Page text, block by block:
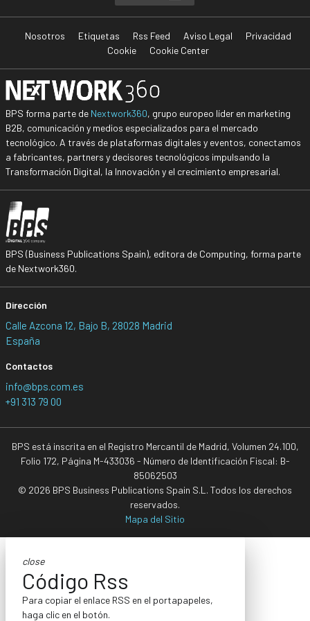
Nosotros Etiquetas Rss Feed Aviso Legal
Privacidad
Cookie
Cookie Center
BPS forma parte de Nextwork360, grupo europeo líder en marketing
B2B, comunicación y medios especializados para el mercado
tecnológico. A través de plataformas digitales y eventos, conectamos
a fabricantes, partners y decisores tecnológicos impulsando la
Transformación Digital, la Innovación y el crecimiento empresarial.
BPS (Business Publications Spain), editora de Computing, forma parte
de Nextwork360.
Dirección
Calle Azcona 12, Bajo B, 28028 Madrid
España
Contactos
info@bps.com.es
+91 313 79 00
BPS está inscrita en el Registro Mercantil de Madrid, Volumen 24.100,
Folio 172, Página M-433036 - Número de Identificación Fiscal: B-
85062503
© 2026 BPS Business Publications Spain S.L. Todos los derechos
reservados.
Mapa del Sitio
close
Código Rss
Para copiar el enlace RSS en el portapapeles,
haga clic en el botón.